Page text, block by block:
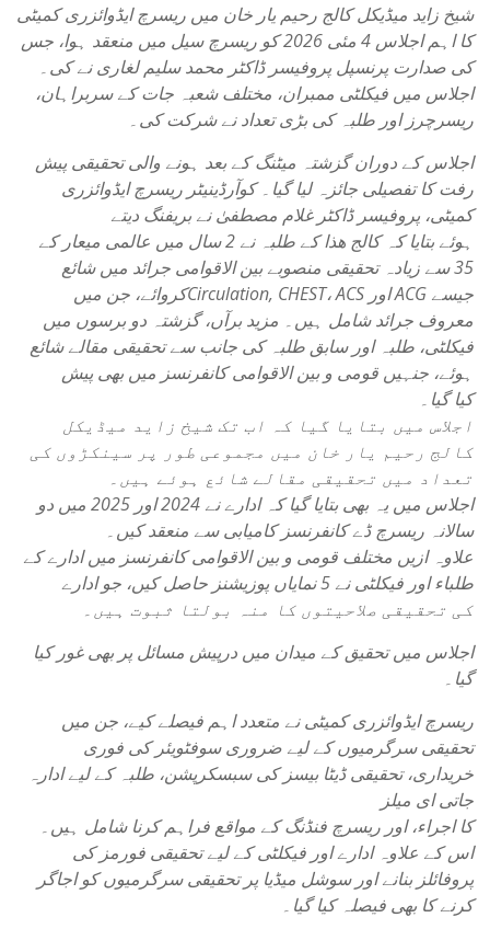
شیخ زاید میڈیکل کالج رحیم یار خان میں ریسرچ ایڈوائزری کمیٹی
کا اہم اجلاس 4 مئی 2026 کو ریسرچ سیل میں منعقد ہوا، جس
کی صدارت پرنسپل پروفیسر ڈاکٹر محمد سلیم لغاری نے کی۔
اجلاس میں فیکلٹی ممبران، مختلف شعبہ جات کے سربراہان،
ریسرچرز اور طلبہ کی بڑی تعداد نے شرکت کی۔
اجلاس کے دوران گزشتہ میٹنگ کے بعد ہونے والی تحقیقی پیش
رفت کا تفصیلی جائزہ لیا گیا۔ کوآرڈینیٹر ریسرچ ایڈوائزری
کمیٹی، پروفیسر ڈاکٹر غلام مصطفیٰ نے بریفنگ دیتے
ہوئے بتایا کہ کالج ھذا کے طلبہ نے 2 سال میں عالمی میعار کے
35 سے زیادہ تحقیقی منصوبے بین الاقوامی جرائد میں شائع
کروائے، جن میںCirculation, CHEST، ACS اور ACG جیسے
معروف جرائد شامل ہیں۔ مزید برآں، گزشتہ دو برسوں میں
فیکلٹی، طلبہ اور سابق طلبہ کی جانب سے تحقیقی مقالے شائع
ہوئے، جنہیں قومی و بین الاقوامی کانفرنسز میں بھی پیش
کیا گیا۔
اجلاس میں بتایا گیا کہ اب تک شیخ زاید میڈیکل
کالج رحیم یار خان میں مجموعی طور پر سینکڑوں کی
تعداد میں تحقیقی مقالے شائع ہوئے ہیں۔
اجلاس میں یہ بھی بتایا گیا کہ ادارے نے 2024 اور 2025 میں دو
سالانہ ریسرچ ڈے کانفرنسز کامیابی سے منعقد کیں۔
علاوہ ازیں مختلف قومی و بین الاقوامی کانفرنسز میں ادارے کے
طلباء اور فیکلٹی نے 5 نمایاں پوزیشنز حاصل کیں، جو ادارے
کی تحقیقی صلاحیتوں کا منہ بولتا ثبوت ہیں۔
اجلاس میں تحقیق کے میدان میں درپیش مسائل پر بھی غور کیا
گیا۔
ریسرچ ایڈوائزری کمیٹی نے متعدد اہم فیصلے کیے، جن میں
تحقیقی سرگرمیوں کے لیے ضروری سوفٹویئر کی فوری
خریداری، تحقیقی ڈیٹا بیسز کی سبسکرپشن، طلبہ کے لیے ادارہ
جاتی ای میلز
کا اجراء، اور ریسرچ فنڈنگ کے مواقع فراہم کرنا شامل ہیں۔
اس کے علاوہ ادارے اور فیکلٹی کے لیے تحقیقی فورمز کی
پروفائلز بنانے اور سوشل میڈیا پر تحقیقی سرگرمیوں کو اجاگر
کرنے کا بھی فیصلہ کیا گیا۔